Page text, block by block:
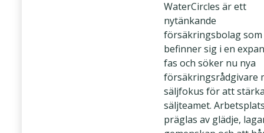
WaterCircles är ett
nytänkande
försäkringsbolag som
befinner sig i en
fas och söker nu nya
försäkringsrådgivare
säljfokus för att
säljteamet.
präglas av glädje,